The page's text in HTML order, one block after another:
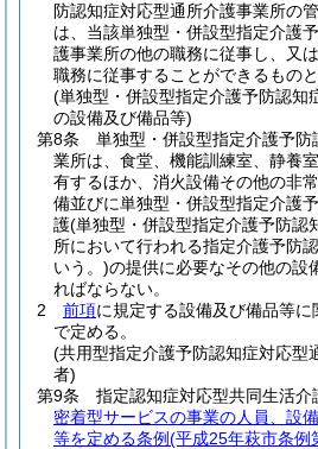
防認知症対応型通所介護事業所の
は、当該単独型・併設型指定介護
護事業所の他の職務に従事し、又
職務に従事することができるものと
(単独型・併設型指定介護予防認知
の設備及び備品等)
第8条
単独型・併設型指定介護予
業所は、食堂、機能訓練室、静養
有するほか、消火設備その他の非
備並びに単独型・併設型指定介護
護(単独型・併設型指定介護予防認
所において行われる指定介護予防
いう。)の提供に必要なその他の設
ればならない。
2
前項に規定する設備及び備品等に
で定める。
(共用型指定介護予防認知症対応型
者)
第9条
指定認知症対応型共同生活介
密着型サービスの事業の人員、設
等を定める条例(平成25年萩市条例